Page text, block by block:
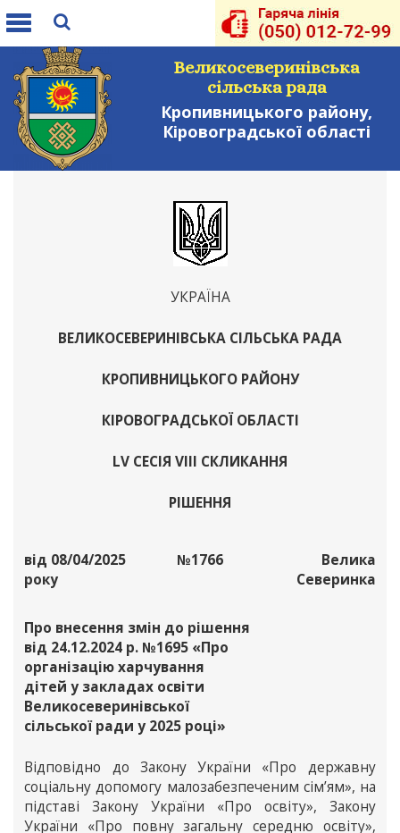
Toggle
Великосеверинівська
сільська рада
Кропивницького району,
Кіровоградської області
УКРАЇНА
ВЕЛИКОСЕВЕРИНІВСЬКА СІЛЬСЬКА РАДА
КРОПИВНИЦЬКОГО РАЙОНУ
КІРОВОГРАДСЬКОЇ ОБЛАСТІ
LV СЕСІЯ VІІІ СКЛИКАННЯ
РІШЕННЯ
від 08/04/2025
року
№1766
Велика
Северинка
Про внесення змін до рішення
від 24.12.2024 р. №1695 «Про
організацію харчування
дітей у закладах освіти
Великосеверинівської
сільської ради у 2025 році»
Відповідно до Закону України «Про державну
соціальну допомогу малозабезпеченим сім’ям», на
підставі Закону України «Про освіту», Закону
України «Про повну загальну середню освіту»,